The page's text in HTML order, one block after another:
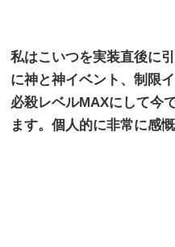
私はこいつを実装直後に
に神と神イベント、制限
必殺レベルMAXにして今
ます。個人的に非常に感